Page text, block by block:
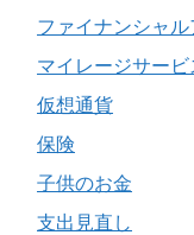
ファイナンシャ
マイレージサービ
仮想通貨
保険
子供のお金
支出見直し